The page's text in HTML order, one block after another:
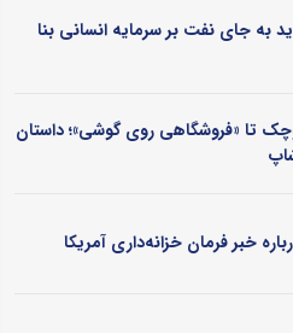
به جای نفت بر سرمایه انسانی بنا
تا «فروشگاهی روی گوشی»؛ داستان
خبر فرمان خزانه‌داری آمریکا